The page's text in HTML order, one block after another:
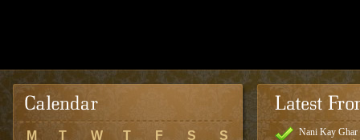
M T W T F S S
Nani Kay Ghar